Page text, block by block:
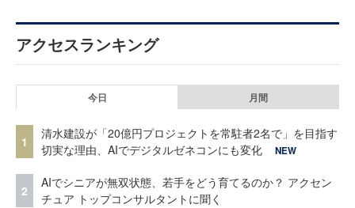
アクセスランキング
今日 月間
1
清水建設が「20億円プロジェクトを常駐者2名で」を目指す
切実な理由、AIでデジタルゼネコンにも変化
NEW
2
AIでシニアが無双状態、若手をどう育てるのか？ アクセン
チュア トップコンサルタントに聞く